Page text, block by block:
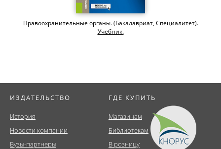
Правоохранительные органы. (Бакалавриат, Специалитет).
Учебник.
ИЗДАТЕЛЬСТВО
История
Новости компании
Вузы-партнеры
ГДЕ КУПИТЬ
Магазинам
Библиотекам
В розницу